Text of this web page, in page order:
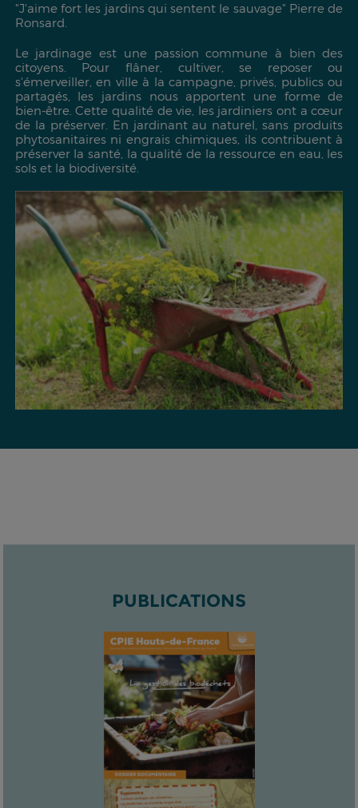
"J'aime fort les jardins qui sentent le sauvage" Pierre de
Ronsard.
Le jardinage est une passion commune à bien des
citoyens. Pour flâner, cultiver, se reposer ou
s'émerveiller, en ville à la campagne, privés, publics ou
partagés, les jardins nous apportent une forme de
bien-être. Cette qualité de vie, les jardiniers ont a cœur
de la préserver. En jardinant au naturel, sans produits
phytosanitaires ni engrais chimiques, ils contribuent à
préserver la santé, la qualité de la ressource en eau, les
sols et la biodiversité.
PUBLICATIONS